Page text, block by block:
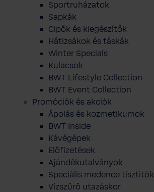
Sportruházatok
Sapkák
Cipők és kiegészítők
Hátizsákok és táskák
Winter Specials
Kulacsok
BWT Lifestyle Collection
BWT Event Collection
Promóciók és akciók
Ápolás és kozmetikumok
BWT Inside
Kávégépek
Előfizetések
Ajándékutalványok
Speciális medence tisztítók
Vízszűrő utazáskor